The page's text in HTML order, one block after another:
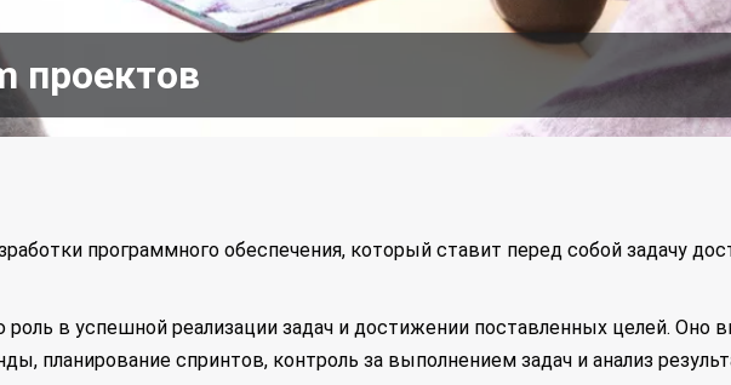
проектов
программного обеспечения, который ставит перед собой задачу
в успешной реализации задач и достижении поставленных целей. Оно
планирование спринтов, контроль за выполнением задач и анализ